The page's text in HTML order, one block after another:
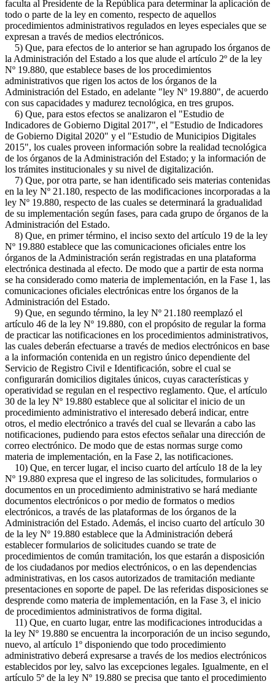
faculta al Presidente de la República para determinar la aplicación de
todo o parte de la ley en comento, respecto de aquellos
procedimientos administrativos regulados en leyes especiales que se
expresan a través de medios electrónicos.
5) Que, para efectos de lo anterior se han agrupado los órganos de
la Administración del Estado a los que alude el artículo 2º de la ley
Nº 19.880, que establece bases de los procedimientos
administrativos que rigen los actos de los órganos de la
Administración del Estado, en adelante "ley Nº 19.880", de acuerdo
con sus capacidades y madurez tecnológica, en tres grupos.
6) Que, para estos efectos se analizaron el "Estudio de
Indicadores de Gobierno Digital 2017", el "Estudio de Indicadores
de Gobierno Digital 2020" y el "Estudio de Municipios Digitales
2015", los cuales proveen información sobre la realidad tecnológica
de los órganos de la Administración del Estado; y la información de
los trámites institucionales y su nivel de digitalización.
7) Que, por otra parte, se han identificado seis materias contenidas
en la ley Nº 21.180, respecto de las modificaciones incorporadas a la
ley Nº 19.880, respecto de las cuales se determinará la gradualidad
de su implementación según fases, para cada grupo de órganos de la
Administración del Estado.
8) Que, en primer término, el inciso sexto del artículo 19 de la ley
Nº 19.880 establece que las comunicaciones oficiales entre los
órganos de la Administración serán registradas en una plataforma
electrónica destinada al efecto. De modo que a partir de esta norma
se ha considerado como materia de implementación, en la Fase 1, las
comunicaciones oficiales electrónicas entre los órganos de la
Administración del Estado.
9) Que, en segundo término, la ley Nº 21.180 reemplazó el
artículo 46 de la ley Nº 19.880, con el propósito de regular la forma
de practicar las notificaciones en los procedimientos administrativos,
las cuales deberán efectuarse a través de medios electrónicos en base
a la información contenida en un registro único dependiente del
Servicio de Registro Civil e Identificación, sobre el cual se
configurarán domicilios digitales únicos, cuyas características y
operatividad se regulan en el respectivo reglamento. Que, el artículo
30 de la ley Nº 19.880 establece que al solicitar el inicio de un
procedimiento administrativo el interesado deberá indicar, entre
otros, el medio electrónico a través del cual se llevarán a cabo las
notificaciones, pudiendo para estos efectos señalar una dirección de
correo electrónico. De modo que de estas normas surge como
materia de implementación, en la Fase 2, las notificaciones.
10) Que, en tercer lugar, el inciso cuarto del artículo 18 de la ley
Nº 19.880 expresa que el ingreso de las solicitudes, formularios o
documentos en un procedimiento administrativo se hará mediante
documentos electrónicos o por medio de formatos o medios
electrónicos, a través de las plataformas de los órganos de la
Administración del Estado. Además, el inciso cuarto del artículo 30
de la ley Nº 19.880 establece que la Administración deberá
establecer formularios de solicitudes cuando se trate de
procedimientos de común tramitación, los que estarán a disposición
de los ciudadanos por medios electrónicos, o en las dependencias
administrativas, en los casos autorizados de tramitación mediante
presentaciones en soporte de papel. De las referidas disposiciones se
desprende como materia de implementación, en la Fase 3, el inicio
de procedimientos administrativos de forma digital.
11) Que, en cuarto lugar, entre las modificaciones introducidas a
la ley Nº 19.880 se encuentra la incorporación de un inciso segundo,
nuevo, al artículo 1º disponiendo que todo procedimiento
administrativo deberá expresarse a través de los medios electrónicos
establecidos por ley, salvo las excepciones legales. Igualmente, en el
artículo 5º de la ley Nº 19.880 se precisa que tanto el procedimiento